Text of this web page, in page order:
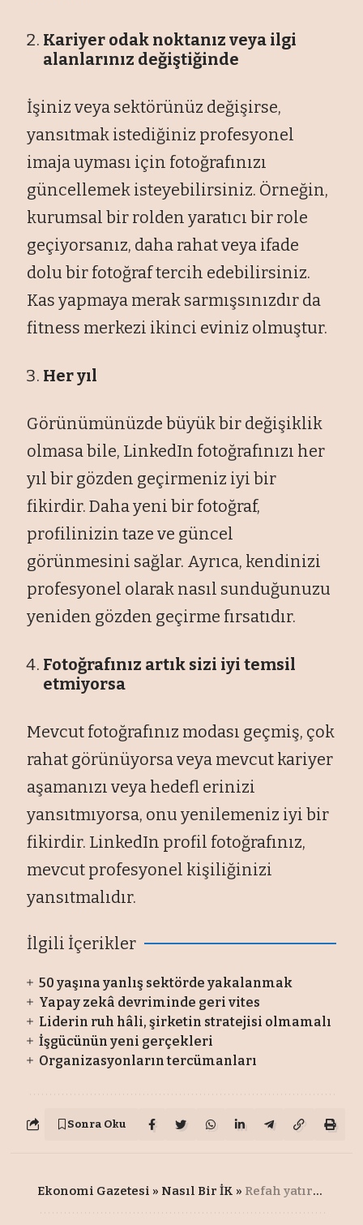
Kariyer odak noktanız veya ilgi
alanlarınız değiştiğinde
İşiniz veya sektörünüz değişirse,
yansıtmak istediğiniz profesyonel
imaja uyması için fotoğrafınızı
güncellemek isteyebilirsiniz. Örneğin,
kurumsal bir rolden yaratıcı bir role
geçiyorsanız, daha rahat veya ifade
dolu bir fotoğraf tercih edebilirsiniz.
Kas yapmaya merak sarmışsınızdır da
fitness merkezi ikinci eviniz olmuştur.
Her yıl
Görünümünüzde büyük bir değişiklik
olmasa bile, LinkedIn fotoğrafınızı her
yıl bir gözden geçirmeniz iyi bir
fikirdir. Daha yeni bir fotoğraf,
profilinizin taze ve güncel
görünmesini sağlar. Ayrıca, kendinizi
profesyonel olarak nasıl sunduğunuzu
yeniden gözden geçirme fırsatıdır.
Fotoğrafınız artık sizi iyi temsil
etmiyorsa
Mevcut fotoğrafınız modası geçmiş, çok
rahat görünüyorsa veya mevcut kariyer
aşamanızı veya hedefl erinizi
yansıtmıyorsa, onu yenilemeniz iyi bir
fikirdir. LinkedIn profil fotoğrafınız,
mevcut profesyonel kişiliğinizi
yansıtmalıdır.
İlgili İçerikler
50 yaşına yanlış sektörde yakalanmak
Yapay zekâ devriminde geri vites
Liderin ruh hâli, şirketin stratejisi olmamalı
İşgücünün yeni gerçekleri
Organizasyonların tercümanları
Sonra Oku
Ekonomi Gazetesi » Nasıl Bir İK » Refah yatırımı